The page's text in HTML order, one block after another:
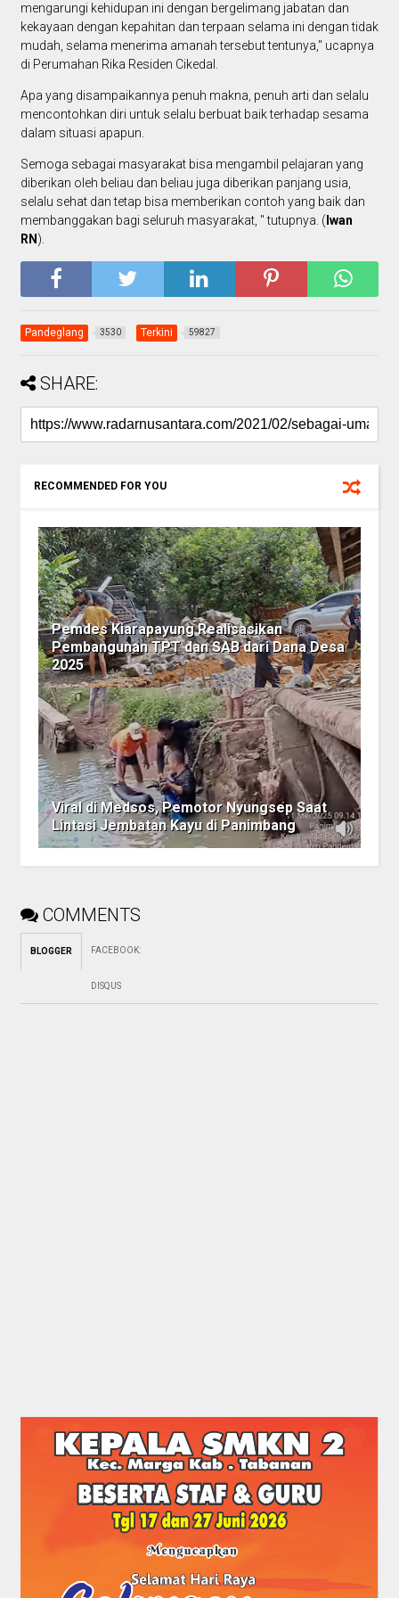
mengarungi kehidupan ini dengan bergelimang jabatan dan
kekayaan dengan kepahitan dan terpaan selama ini dengan tidak
mudah, selama menerima amanah tersebut tentunya," ucapnya
di Perumahan Rika Residen Cikedal.
Apa yang disampaikannya penuh makna, penuh arti dan selalu
mencontohkan diri untuk selalu berbuat baik terhadap sesama
dalam situasi apapun.
Semoga sebagai masyarakat bisa mengambil pelajaran yang
diberikan oleh beliau dan beliau juga diberikan panjang usia,
selalu sehat dan tetap bisa memberikan contoh yang baik dan
membanggakan bagi seluruh masyarakat, " tutupnya. ( Iwan
RN ).
Pandeglang 3530 Terkini 59827
SHARE:
RECOMMENDED FOR YOU
Pemdes Kiarapayung Realisasikan
Pembangunan TPT dan SAB dari Dana Desa
2025
Viral di Medsos, Pemotor Nyungsep Saat
Lintasi Jembatan Kayu di Panimbang
COMMENTS
BLOGGER FACEBOOK:
DISQUS